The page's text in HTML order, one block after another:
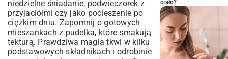
Wafle Śmietankowe
Sekrety Pieczenia Chrupiących Wafli
Śmietankowych
Kreatywne Wariacje Wafli
Śmietankowych: Urozmaić Swój Deser
niedzielne śniadanie, podwieczorek z
przyjaciółmi czy jako pocieszenie po
ciężkim dniu. Zapomnij o gotowych
mieszankach z pudełka, które smakują
tekturą. Prawdziwa magia tkwi w kilku
podstawowych składnikach i odrobinie
ciało?